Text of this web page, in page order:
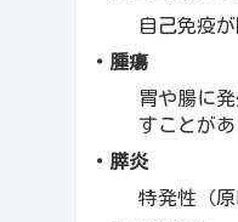
自己免疫
・腫瘍
胃や腸に
すことがあ
・膵炎
特発性（